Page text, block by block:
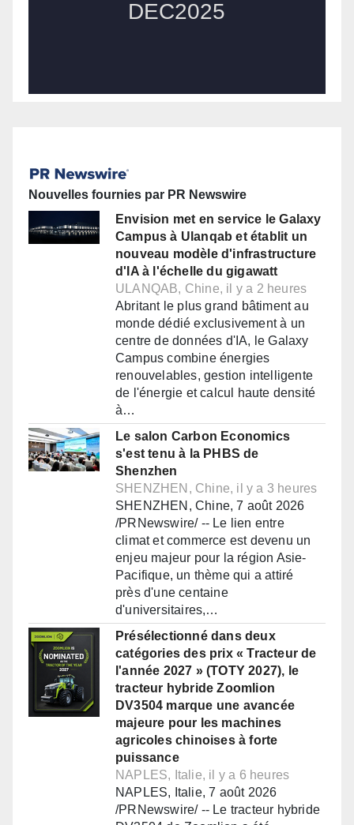
Nouvelles fournies par PR Newswire
Envision met en service le Galaxy
Campus à Ulanqab et établit un
nouveau modèle d'infrastructure
d'IA à l'échelle du gigawatt
ULANQAB, Chine, il y a 2 heures
Abritant le plus grand bâtiment au
monde dédié exclusivement à un
centre de données d'IA, le Galaxy
Campus combine énergies
renouvelables, gestion intelligente
de l'énergie et calcul haute densité
à…
Le salon Carbon Economics
s'est tenu à la PHBS de
Shenzhen
SHENZHEN, Chine, il y a 3 heures
SHENZHEN, Chine, 7 août 2026
/PRNewswire/ -- Le lien entre
climat et commerce est devenu un
enjeu majeur pour la région Asie-
Pacifique, un thème qui a attiré
près d'une centaine
d'universitaires,…
Présélectionné dans deux
catégories des prix « Tracteur de
l'année 2027 » (TOTY 2027), le
tracteur hybride Zoomlion
DV3504 marque une avancée
majeure pour les machines
agricoles chinoises à forte
puissance
NAPLES, Italie, il y a 6 heures
NAPLES, Italie, 7 août 2026
/PRNewswire/ -- Le tracteur hybride